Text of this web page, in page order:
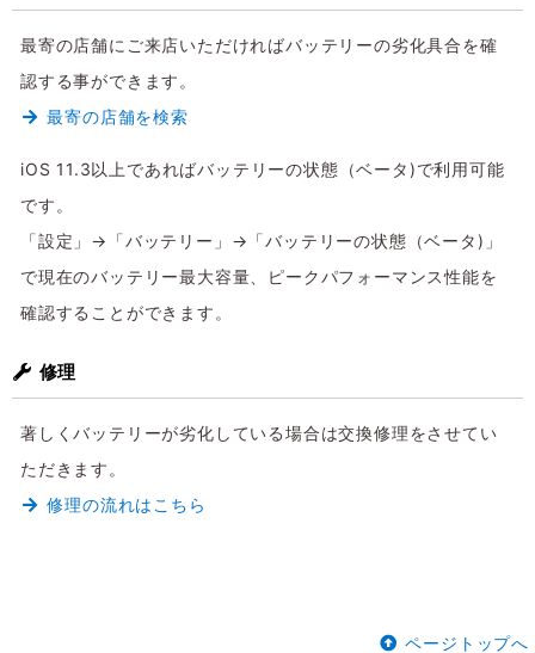
最寄の店舗にご来店いただければバッテリーの劣化具合を確
認する事ができます。
最寄の店舗を検索
iOS 11.3以上であればバッテリーの状態（ベータ)で利用可能
です。
「設定」→「バッテリー」→「バッテリーの状態（ベータ)」
で現在のバッテリー最大容量、ピークパフォーマンス性能を
確認することができます。
修理
著しくバッテリーが劣化している場合は交換修理をさせてい
ただきます。
修理の流れはこちら
ページトップへ